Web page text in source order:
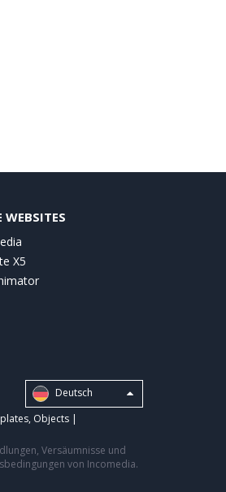
WEBSITES
X5
Deutsch
, Objects |
Versäumnisse und
von Incomedia.